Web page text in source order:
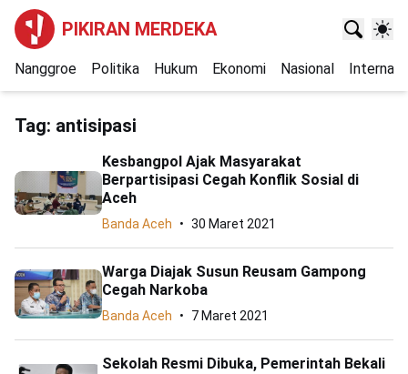
PIKIRAN MERDEKA
Nanggroe Politika Hukum Ekonomi Nasional
Tag: antisipasi
Kesbangpol Ajak Masyarakat
Berpartisipasi Cegah Konflik Sosial di
Aceh
Banda Aceh 30 Maret 2021
Warga Diajak Susun Reusam Gampong
Cegah Narkoba
Banda Aceh 7 Maret 2021
Sekolah Resmi Dibuka, Pemerintah Bekali